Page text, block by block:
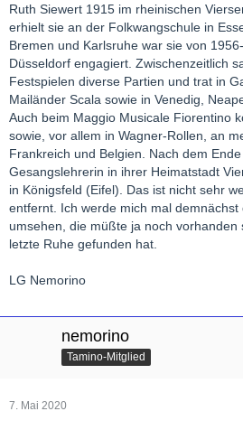
Ruth Siewert 1915 im rheinischen
erhielt sie an der Folkwangschule in
Bremen und Karlsruhe war sie von
Düsseldorf engagiert. Zwischenzeitlich
Festspielen diverse Partien und trat in
Mailänder Scala sowie in Venedig,
Auch beim Maggio Musicale Fiorentino
sowie, vor allem in Wagner-Rollen, an
Frankreich und Belgien. Nach dem
Gesangslehrerin in ihrer Heimatstadt
in Königsfeld (Eifel). Das ist nicht sehr
entfernt. Ich werde mich mal
umsehen, die müßte ja noch vorhanden
letzte Ruhe gefunden hat.
LG Nemorino
nemorino
Tamino-Mitglied
7. Mai 2020